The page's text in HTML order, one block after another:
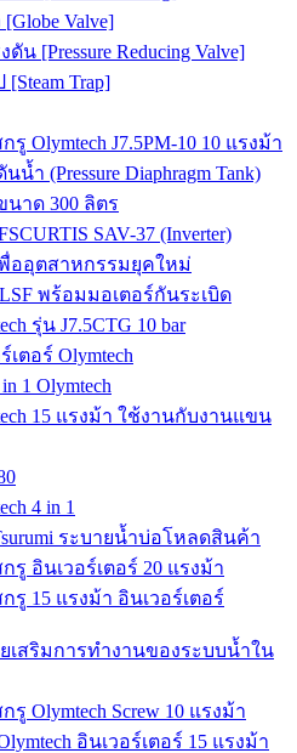
Valve]
น [Pressure Reducing Valve]
Trap]
Olymtech J7.5PM-10 10 แรงม้า
ำ (Pressure Diaphragm Tank)
นาด 300 ลิตร
SAV-37 (Inverter)
ออุตสาหกรรมยุคใหม่
พร้อมมอเตอร์กันระเบิด
รุ่น J7.5CTG 10 bar
ตอร์ Olymtech
1 Olymtech
15 แรงม้า ใช้งานกับงานแขน
4 in 1
ระบายน้ำบ่อโหลดสินค้า
อินเวอร์เตอร์ 20 แรงม้า
15 แรงม้า อินเวอร์เตอร์
เสริมการทำงานของระบบน้ำใน
Olymtech Screw 10 แรงม้า
อินเวอร์เตอร์ 15 แรงม้า